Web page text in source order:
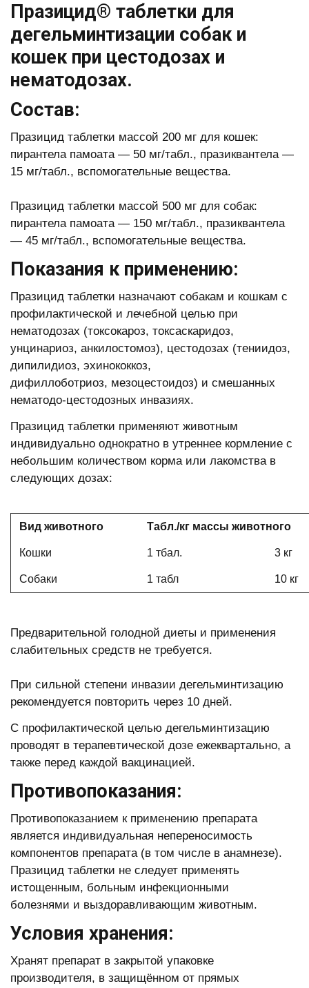
Празицид® таблетки для
дегельминтизации собак и
кошек при цестодозах и
нематодозах.
Состав:
Празицид таблетки массой 200 мг для кошек:
пирантела памоата — 50 мг/табл., празиквантела —
15 мг/табл., вспомогательные вещества.
Празицид таблетки массой 500 мг для собак:
пирантела памоата — 150 мг/табл., празиквантела
— 45 мг/табл., вспомогательные вещества.
Показания к применению:
Празицид таблетки назначают собакам и кошкам с
профилактической и лечебной целью при
нематодозах (токсокароз, токсаскаридоз,
унцинариоз, анкилостомоз), цестодозах (тениидоз,
дипилидиоз, эхинококкоз,
дифиллоботриоз, мезоцестоидоз) и смешанных
нематодо-цестодозных инвазиях.
Празицид таблетки применяют животным
индивидуально однократно в утреннее кормление с
небольшим количеством корма или лакомства в
следующих дозах:
Вид животного Табл./кг массы животного
Кошки 1 тбал. 3 кг
Собаки 1 табл 10 кг
Предварительной голодной диеты и применения
слабительных средств не требуется.
При сильной степени инвазии дегельминтизацию
рекомендуется повторить через 10 дней.
С профилактической целью дегельминтизацию
проводят в терапевтической дозе ежеквартально, а
также перед каждой вакцинацией.
Противопоказания:
Противопоказанием к применению препарата
является индивидуальная непереносимость
компонентов препарата (в том числе в анамнезе).
Празицид таблетки не следует применять
истощенным, больным инфекционными
болезнями и выздоравливающим животным.
Условия хранения:
Хранят препарат в закрытой упаковке
производителя, в защищённом от прямых